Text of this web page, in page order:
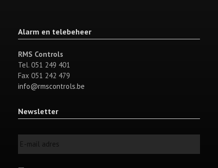
Alarm en telebeheer
RMS Controls
Tel. 051 249 401
Fax 051 242 479
info@rmscontrols.be
Newsletter
E-
mail
adres *